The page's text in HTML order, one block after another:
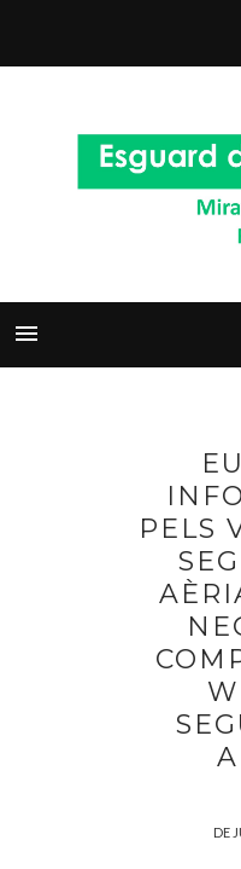
PELS
DE